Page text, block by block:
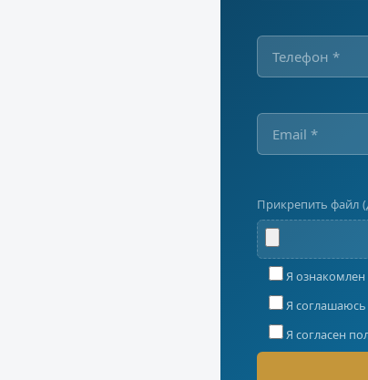
Прикрепить файл
Я ознакомлен
Я
Я согласен